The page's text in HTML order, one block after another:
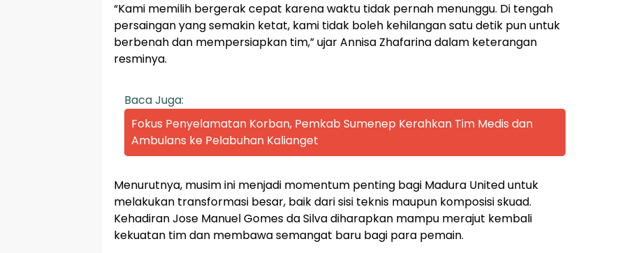
“Kami memilih bergerak cepat karena waktu tidak pernah menunggu. Di tengah
persaingan yang semakin ketat, kami tidak boleh kehilangan satu detik pun untuk
berbenah dan mempersiapkan tim,” ujar Annisa Zhafarina dalam keterangan
resminya.
Baca Juga:
Fokus Penyelamatan Korban, Pemkab Sumenep Kerahkan Tim Medis dan
Ambulans ke Pelabuhan Kalianget
Menurutnya, musim ini menjadi momentum penting bagi Madura United untuk
melakukan transformasi besar, baik dari sisi teknis maupun komposisi skuad.
Kehadiran Jose Manuel Gomes da Silva diharapkan mampu merajut kembali
kekuatan tim dan membawa semangat baru bagi para pemain.